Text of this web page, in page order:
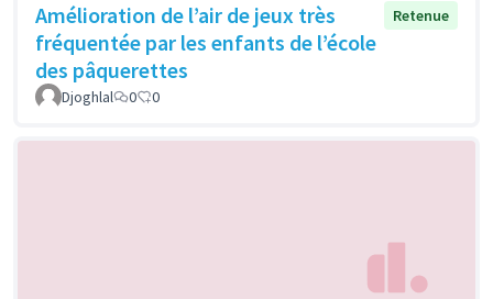
Amélioration de l’air de jeux très
fréquentée par les enfants de l’école
des pâquerettes
Retenue
Djoghlal 0 0